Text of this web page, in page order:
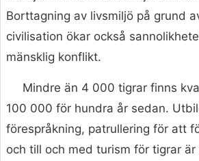
Borttagning av livsmiljö på grund
civilisation ökar också
mänsklig konflikt.
Mindre än 4 000 tigrar finns
100 000 för hundra år sedan.
förespråkning, patrullering för att
och till och med turism för tigrar